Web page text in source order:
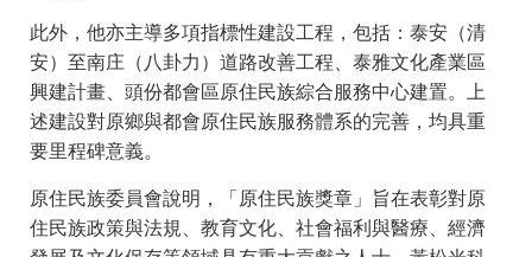
此外，他亦主導多項指標性建設工程，包括：泰安（清
安）至南庄（八卦力）道路改善工程、泰雅文化產業區
興建計畫、頭份都會區原住民族綜合服務中心建置。上
述建設對原鄉與都會原住民族服務體系的完善，均具重
要里程碑意義。
原住民族委員會說明，「原住民族獎章」旨在表彰對原
住民族政策與法規、教育文化、社會福利與醫療、經濟